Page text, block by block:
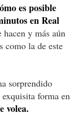
es posible
en Real
y más aún
como la de este
sorprendido
forma en
volea.